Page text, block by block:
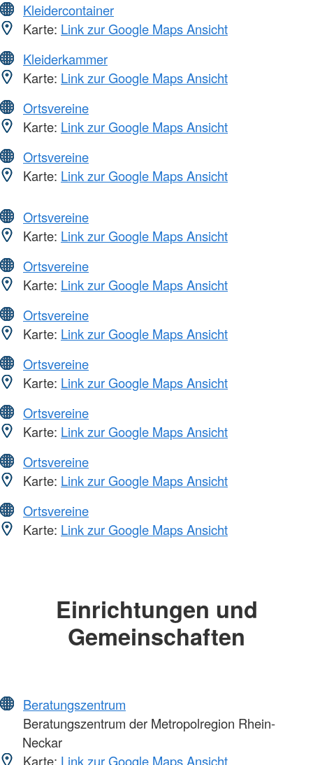
Kleidercontainer
Karte: Link zur Google Maps Ansicht
Kleiderkammer
Karte: Link zur Google Maps Ansicht
Ortsvereine
Karte: Link zur Google Maps Ansicht
Ortsvereine
Karte: Link zur Google Maps Ansicht
Ortsvereine
Karte: Link zur Google Maps Ansicht
Ortsvereine
Karte: Link zur Google Maps Ansicht
Ortsvereine
Karte: Link zur Google Maps Ansicht
Ortsvereine
Karte: Link zur Google Maps Ansicht
Ortsvereine
Karte: Link zur Google Maps Ansicht
Ortsvereine
Karte: Link zur Google Maps Ansicht
Ortsvereine
Karte: Link zur Google Maps Ansicht
Einrichtungen und
Gemeinschaften
Beratungszentrum
Beratungszentrum der Metropolregion Rhein-
Neckar
Karte: Link zur Google Maps Ansicht